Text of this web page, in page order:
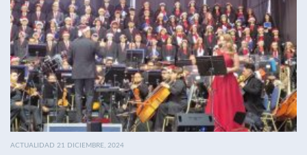
ACTUALIDAD 21 DICIEMBRE, 2024